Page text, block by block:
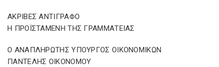
ΑΚΡΙΒΕΣ ΑΝΤΙΓΡΑΦΟ
Η ΠΡΟΪΣΤΑΜΕΝΗ ΤΗΣ ΓΡΑΜΜΑΤΕΙΑΣ
Ο ΑΝΑΠΛΗΡΩΤΗΣ ΥΠΟΥΡΓΟΣ ΟΙΚΟΝΟΜΙΚΩΝ
ΠΑΝΤΕΛΗΣ ΟΙΚΟΝΟΜΟΥ